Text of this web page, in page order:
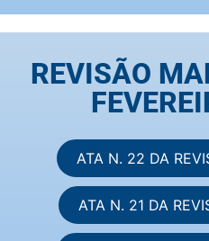
REVISÃO
ATA N. 22 DA
ATA N. 21 DA